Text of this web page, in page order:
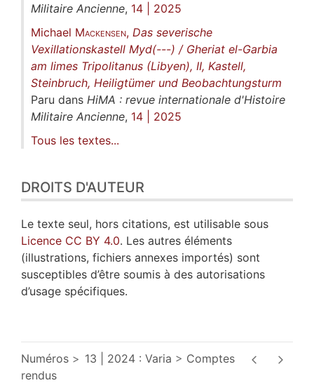
Militaire Ancienne, 14 | 2025
Michael Mackensen, Das severische
Vexillationskastell Myd(---) / Gheriat el-Garbia
am limes Tripolitanus (Libyen), II, Kastell,
Steinbruch, Heiligtümer und Beobachtungsturm
Paru dans HiMA : revue internationale d'Histoire
Militaire Ancienne, 14 | 2025
Tous les textes...
DROITS D'AUTEUR
Le texte seul, hors citations, est utilisable sous
Licence CC BY 4.0. Les autres éléments
(illustrations, fichiers annexes importés) sont
susceptibles d’être soumis à des autorisations
d’usage spécifiques.
Numéros 13 | 2024 : Varia
Comptes
rendus